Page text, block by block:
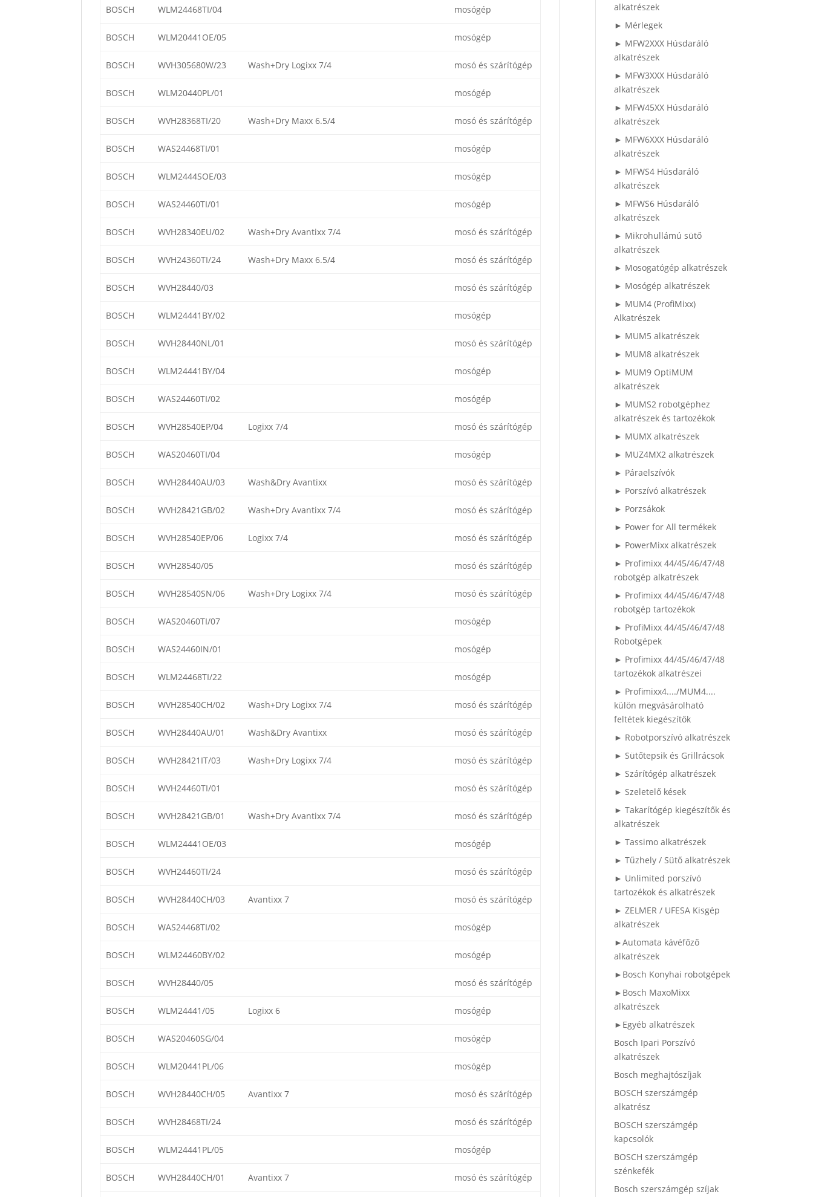
BOSCH WLM24468TI/04 mosógép
BOSCH WLM20441OE/05 mosógép
BOSCH WVH305680W/23 Wash+Dry Logixx 7/4 mosó és szárítógép
BOSCH WLM20440PL/01 mosógép
BOSCH WVH28368TI/20 Wash+Dry Maxx 6.5/4 mosó és szárítógép
BOSCH WAS24468TI/01 mosógép
BOSCH WLM2444SOE/03 mosógép
BOSCH WAS24460TI/01 mosógép
BOSCH WVH28340EU/02 Wash+Dry Avantixx 7/4 mosó és szárítógép
BOSCH WVH24360TI/24 Wash+Dry Maxx 6.5/4 mosó és szárítógép
BOSCH WVH28440/03 mosó és szárítógép
BOSCH WLM24441BY/02 mosógép
BOSCH WVH28440NL/01 mosó és szárítógép
BOSCH WLM24441BY/04 mosógép
BOSCH WAS24460TI/02 mosógép
BOSCH WVH28540EP/04 Logixx 7/4 mosó és szárítógép
BOSCH WAS20460TI/04 mosógép
BOSCH WVH28440AU/03 Wash&Dry Avantixx mosó és szárítógép
BOSCH WVH28421GB/02 Wash+Dry Avantixx 7/4 mosó és szárítógép
BOSCH WVH28540EP/06 Logixx 7/4 mosó és szárítógép
BOSCH WVH28540/05 mosó és szárítógép
BOSCH WVH28540SN/06 Wash+Dry Logixx 7/4 mosó és szárítógép
BOSCH WAS20460TI/07 mosógép
BOSCH WAS24460IN/01 mosógép
BOSCH WLM24468TI/22 mosógép
BOSCH WVH28540CH/02 Wash+Dry Logixx 7/4 mosó és szárítógép
BOSCH WVH28440AU/01 Wash&Dry Avantixx mosó és szárítógép
BOSCH WVH28421IT/03 Wash+Dry Logixx 7/4 mosó és szárítógép
BOSCH WVH24460TI/01 mosó és szárítógép
BOSCH WVH28421GB/01 Wash+Dry Avantixx 7/4 mosó és szárítógép
BOSCH WLM24441OE/03 mosógép
BOSCH WVH24460TI/24 mosó és szárítógép
BOSCH WVH28440CH/03 Avantixx 7 mosó és szárítógép
BOSCH WAS24468TI/02 mosógép
BOSCH WLM24460BY/02 mosógép
BOSCH WVH28440/05 mosó és szárítógép
BOSCH WLM24441/05 Logixx 6 mosógép
BOSCH WAS20460SG/04 mosógép
BOSCH WLM20441PL/06 mosógép
BOSCH WVH28440CH/05 Avantixx 7 mosó és szárítógép
BOSCH WVH28468TI/24 mosó és szárítógép
BOSCH WLM24441PL/05 mosógép
BOSCH WVH28440CH/01 Avantixx 7 mosó és szárítógép
alkatrészek
► Mérlegek
► MFW2XXX Húsdaráló
alkatrészek
► MFW3XXX Húsdaráló
alkatrészek
► MFW45XX Húsdaráló
alkatrészek
► MFW6XXX Húsdaráló
alkatrészek
► MFWS4 Húsdaráló
alkatrészek
► MFWS6 Húsdaráló
alkatrészek
► Mikrohullámú sütő
alkatrészek
► Mosogatógép alkatrészek
► Mosógép alkatrészek
► MUM4 (ProfiMixx)
Alkatrészek
► MUM5 alkatrészek
► MUM8 alkatrészek
► MUM9 OptiMUM
alkatrészek
► MUMS2 robotgéphez
alkatrészek és tartozékok
► MUMX alkatrészek
► MUZ4MX2 alkatrészek
► Páraelszívók
► Porszívó alkatrészek
► Porzsákok
► Power for All termékek
► PowerMixx alkatrészek
► Profimixx 44/45/46/47/48
robotgép alkatrészek
► Profimixx 44/45/46/47/48
robotgép tartozékok
► ProfiMixx 44/45/46/47/48
Robotgépek
► Profimixx 44/45/46/47/48
tartozékok alkatrészei
► Profimixx4..../MUM4....
külön megvásárolható
feltétek kiegészítők
► Robotporszívó alkatrészek
► Sütőtepsik és Grillrácsok
► Szárítógép alkatrészek
► Szeletelő kések
► Takarítógép kiegészítők és
alkatrészek
► Tassimo alkatrészek
► Tűzhely / Sütő alkatrészek
► Unlimited porszívó
tartozékok és alkatrészek
► ZELMER / UFESA Kisgép
alkatrészek
►Automata kávéfőző
alkatrészek
►Bosch Konyhai robotgépek
►Bosch MaxoMixx
alkatrészek
►Egyéb alkatrészek
Bosch Ipari Porszívó
alkatrészek
Bosch meghajtószíjak
BOSCH szerszámgép
alkatrész
BOSCH szerszámgép
kapcsolók
BOSCH szerszámgép
szénkefék
Bosch szerszámgép szíjak